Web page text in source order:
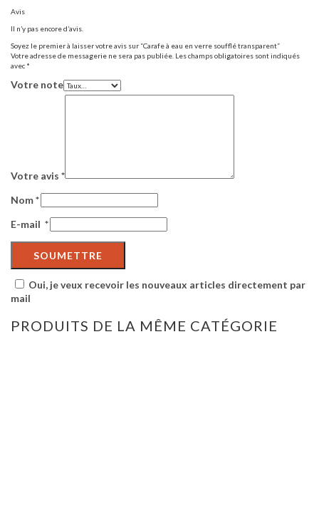
Avis
Il n’y pas encore d’avis.
Soyez le premier à laisser votre avis sur “Carafe à eau en verre soufflé transparent”
Votre adresse de messagerie ne sera pas publiée. Les champs obligatoires sont indiqués
avec *
Votre note
Votre avis *
Nom*
E-mail *
Oui, je veux recevoir les nouveaux articles directement par
mail
PRODUITS DE LA MÊME CATÉGORIE